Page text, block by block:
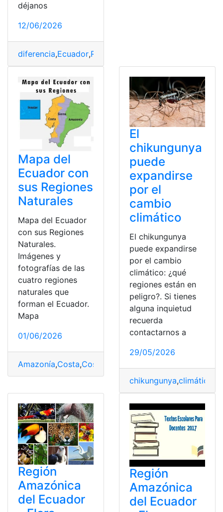
déjanos
12/06/2026
diferencia,Ecuador,Regiones
Mapa del
Ecuador con
sus Regiones
Naturales
Mapa del Ecuador
con sus Regiones
Naturales.
Imágenes y
fotografías de las
cuatro regiones
naturales que
forman el Ecuador.
Mapa
01/06/2026
Amazonía,Costa,Costa - Galápagos
El
chikungunya
puede
expandirse
por el
cambio
climático
El chikungunya
puede expandirse
por el cambio
climático: ¿qué
regiones están en
peligro?. Si tienes
alguna inquietud
recuerda
contactarnos a
29/05/2026
chikungunya,climático
Región
Amazónica
del Ecuador
Región
Amazónica
del Ecuador